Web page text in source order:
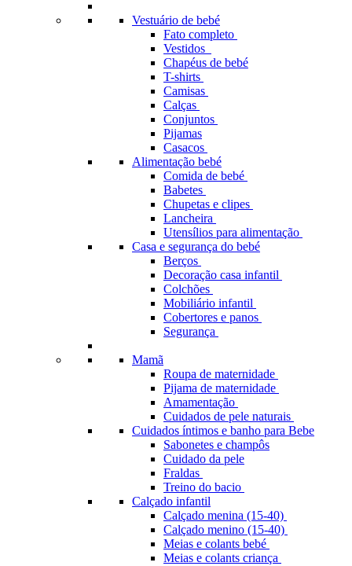
Vestuário de bebé
Fato completo
Vestidos
Chapéus de bebé
T-shirts
Camisas
Calças
Conjuntos
Pijamas
Casacos
Alimentação bebé
Comida de bebé
Babetes
Chupetas e clipes
Lancheira
Utensílios para alimentação
Casa e segurança do bebé
Berços
Decoração casa infantil
Colchões
Mobiliário infantil
Cobertores e panos
Segurança
Mamã
Roupa de maternidade
Pijama de maternidade
Amamentação
Cuidados de pele naturais
Cuidados íntimos e banho para Bebe
Sabonetes e champôs
Cuidado da pele
Fraldas
Treino do bacio
Calçado infantil
Calçado menina (15-40)
Calçado menino (15-40)
Meias e colants bebé
Meias e colants criança